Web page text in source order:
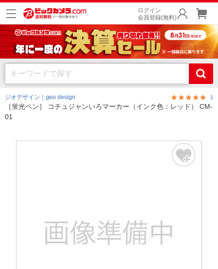
ログイン
会員登録(無料)
ジオデザイン｜geo design 1
［蛍光ペン］ コチュジャンいろマーカー（インク色：レッド） CM-
01